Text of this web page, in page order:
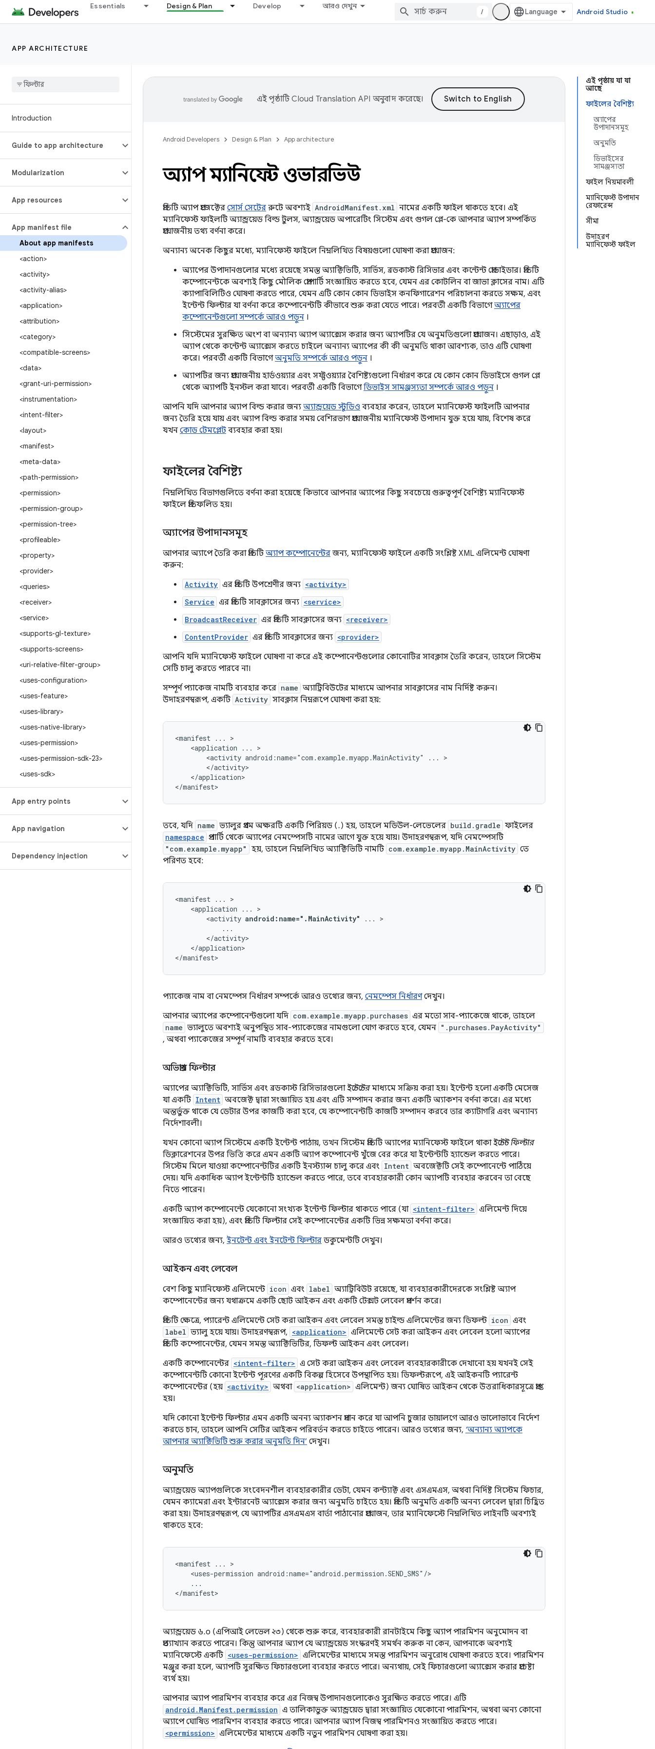
Essentials Design & Plan Develop আরও দেখুন
/ Android Studio
APP ARCHITECTURE
Introduction
Guide to app architecture
Modularization
App resources
App manifest file
About app manifests
<action>
<activity>
<activity-alias>
<application>
<attribution>
<category>
<compatible-screens>
<data>
<grant-uri-permission>
<instrumentation>
<intent-filter>
<layout>
<manifest>
<meta-data>
<path-permission>
<permission>
<permission-group>
<permission-tree>
<profileable>
<property>
<provider>
<queries>
<receiver>
<service>
<supports-gl-texture>
<supports-screens>
<uri-relative-filter-group>
<uses-configuration>
<uses-feature>
<uses-library>
<uses-native-library>
<uses-permission>
<uses-permission-sdk-23>
<uses-sdk>
App entry points
App navigation
Dependency injection
এই পৃষ্ঠায় যা যা
আছে
ফাইলের বৈশিষ্ট্য
অ্যাপের
উপাদানসমূহ
অনুমতি
ডিভাইসের
সামঞ্জস্যতা
ফাইল নিয়মাবলী
ম্যানিফেস্ট উপাদান
রেফারেন্স
সীমা
উদাহরণ
ম্যানিফেস্ট ফাইল
এই পৃষ্ঠাটিCloud Translation API অনুবাদ করেছে।
Android Developers Design & Plan App architecture
অ্যাপ ম্যানিফেস্ট ওভারভিউ
প্রতিটি অ্যাপ প্রজেক্টের সোর্স সেটের রুটে অবশ্যই AndroidManifest.xml নামের একটি ফাইল থাকতে হবে। এই
ম্যানিফেস্ট ফাইলটি অ্যান্ড্রয়েড বিল্ড টুলস, অ্যান্ড্রয়েড অপারেটিং সিস্টেম এবং গুগল প্লে-কে আপনার অ্যাপ সম্পর্কিত
প্রয়োজনীয় তথ্য বর্ণনা করে।
অন্যান্য অনেক কিছুর মধ্যে, ম্যানিফেস্ট ফাইলে নিম্নলিখিত বিষয়গুলো ঘোষণা করা প্রয়োজন:
অ্যাপের উপাদানগুলোর মধ্যে রয়েছে সমস্ত অ্যাক্টিভিটি, সার্ভিস, ব্রডকাস্ট রিসিভার এবং কন্টেন্ট প্রোভাইডার। প্রতিটি
কম্পোনেন্টকে অবশ্যই কিছু মৌলিক প্রোপার্টি সংজ্ঞায়িত করতে হবে, যেমন এর কোটলিন বা জাভা ক্লাসের নাম। এটি
ক্যাপাবিলিটিও ঘোষণা করতে পারে, যেমন এটি কোন কোন ডিভাইস কনফিগারেশন পরিচালনা করতে সক্ষম, এবং
ইন্টেন্ট ফিল্টার যা বর্ণনা করে কম্পোনেন্টটি কীভাবে শুরু করা যেতে পারে। পরবর্তী একটি বিভাগেঅ্যাপের
কম্পোনেন্টগুলো সম্পর্কে আরও পড়ুন ।
সিস্টেমের সুরক্ষিত অংশ বা অন্যান্য অ্যাপ অ্যাক্সেস করার জন্য অ্যাপটির যে অনুমতিগুলো প্রয়োজন। এছাড়াও, এই
অ্যাপ থেকে কন্টেন্ট অ্যাক্সেস করতে চাইলে অন্যান্য অ্যাপের কী কী অনুমতি থাকা আবশ্যক, তাও এটি ঘোষণা
করে। পরবর্তী একটি বিভাগেঅনুমতি সম্পর্কে আরও পড়ুন ।
অ্যাপটির জন্য প্রয়োজনীয় হার্ডওয়্যার এবং সফ্টওয়্যার বৈশিষ্ট্যগুলো নির্ধারণ করে যে কোন কোন ডিভাইসে গুগল প্লে
থেকে অ্যাপটি ইনস্টল করা যাবে। পরবর্তী একটি বিভাগেডিভাইস সামঞ্জস্যতা সম্পর্কে আরও পড়ুন ।
আপনি যদি আপনার অ্যাপ বিল্ড করার জন্য অ্যান্ড্রয়েড স্টুডিও ব্যবহার করেন, তাহলে ম্যানিফেস্ট ফাইলটি আপনার
জন্য তৈরি হয়ে যায় এবং অ্যাপ বিল্ড করার সময় বেশিরভাগ প্রয়োজনীয় ম্যানিফেস্ট উপাদান যুক্ত হয়ে যায়, বিশেষ করে
যখন কোড টেমপ্লেট ব্যবহার করা হয়।
ফাইলের বৈশিষ্ট্য
নিম্নলিখিত বিভাগগুলিতে বর্ণনা করা হয়েছে কিভাবে আপনার অ্যাপের কিছু সবচেয়ে গুরুত্বপূর্ণ বৈশিষ্ট্য ম্যানিফেস্ট
ফাইলে প্রতিফলিত হয়।
অ্যাপের উপাদানসমূহ
আপনার অ্যাপে তৈরি করা প্রতিটি অ্যাপ কম্পোনেন্টের জন্য, ম্যানিফেস্ট ফাইলে একটি সংশ্লিষ্ট XML এলিমেন্ট ঘোষণা
করুন:
Activity এর প্রতিটি উপশ্রেণীর জন্য <activity>
Service এর প্রতিটি সাবক্লাসের জন্য <service>
BroadcastReceiver এর প্রতিটি সাবক্লাসের জন্য <receiver>
ContentProvider এর প্রতিটি সাবক্লাসের জন্য <provider>
আপনি যদি ম্যানিফেস্ট ফাইলে ঘোষণা না করে এই কম্পোনেন্টগুলোর কোনোটির সাবক্লাস তৈরি করেন, তাহলে সিস্টেম
সেটি চালু করতে পারবে না।
সম্পূর্ণ প্যাকেজ নামটি ব্যবহার করে name অ্যাট্রিবিউটের মাধ্যমে আপনার সাবক্লাসের নাম নির্দিষ্ট করুন।
উদাহরণস্বরূপ, একটি Activity সাবক্লাস নিম্নরূপে ঘোষণা করা হয়:
<manifest ...
<application
...
<activity android:name="com.example.myapp.MainActivity" ...
</application>
</manifest>
তবে, যদি name ভ্যালুর প্রথম অক্ষরটি একটি পিরিয়ড (.) হয়, তাহলে মডিউল-লেভেলের build.gradle ফাইলের
namespace প্রপার্টি থেকে অ্যাপের নেমস্পেসটি নামের আগে যুক্ত হয়ে যায়। উদাহরণস্বরূপ, যদি নেমস্পেসটি
"com.example.myapp" হয়, তাহলে নিম্নলিখিত অ্যাক্টিভিটি নামটি com.example.myapp.MainActivity তে
পরিণত হবে:
<manifest ...
<application
...
<activity android:name=".MainActivity" ...
</application>
</manifest>
প্যাকেজ নাম বা নেমস্পেস নির্ধারণ সম্পর্কে আরও তথ্যের জন্য, নেমস্পেস নির্ধারণদেখুন।
আপনার অ্যাপের কম্পোনেন্টগুলো যদি com.example.myapp.purchases এর মতো সাব-প্যাকেজে থাকে, তাহলে
name ভ্যালুতে অবশ্যই অনুপস্থিত সাব-প্যাকেজের নামগুলো যোগ করতে হবে, যেমন ".purchases.PayActivity"
, অথবা প্যাকেজের সম্পূর্ণ নামটি ব্যবহার করতে হবে।
অভিপ্রায় ফিল্টার
অ্যাপের অ্যাক্টিভিটি, সার্ভিস এবং ব্রডকাস্ট রিসিভারগুলোইন্টেন্টেরমাধ্যমে সক্রিয় করা হয়। ইন্টেন্ট হলো একটি মেসেজ
যা একটি Intent অবজেক্ট দ্বারা সংজ্ঞায়িত হয় এবং এটি সম্পাদন করার জন্য একটি অ্যাকশন বর্ণনা করে। এর মধ্যে
অন্তর্ভুক্ত থাকে যে ডেটার উপর কাজটি করা হবে, যে কম্পোনেন্টটি কাজটি সম্পাদন করবে তার ক্যাটাগরি এবং অন্যান্য
নির্দেশাবলী।
যখন কোনো অ্যাপ সিস্টেমে একটি ইন্টেন্ট পাঠায়, তখন সিস্টেম প্রতিটি অ্যাপের ম্যানিফেস্ট ফাইলে থাকাইন্টেন্ট ফিল্টার
ডিক্লারেশনের উপর ভিত্তি করে এমন একটি অ্যাপ কম্পোনেন্ট খুঁজে বের করে যা ইন্টেন্টটি হ্যান্ডেল করতে পারে।
সিস্টেম মিলে যাওয়া কম্পোনেন্টটির একটি ইনস্ট্যান্স চালু করে এবং Intent অবজেক্টটি সেই কম্পোনেন্টে পাঠিয়ে
দেয়। যদি একাধিক অ্যাপ ইন্টেন্টটি হ্যান্ডেল করতে পারে, তবে ব্যবহারকারী কোন অ্যাপটি ব্যবহার করবেন তা বেছে
নিতে পারেন।
একটি অ্যাপ কম্পোনেন্টে যেকোনো সংখ্যক ইন্টেন্ট ফিল্টার থাকতে পারে (যা <intent-filter> এলিমেন্ট দিয়ে
সংজ্ঞায়িত করা হয়), এবং প্রতিটি ফিল্টার সেই কম্পোনেন্টের একটি ভিন্ন সক্ষমতা বর্ণনা করে।
আরও তথ্যের জন্য, ইনটেন্ট এবং ইনটেন্ট ফিল্টার ডকুমেন্টটি দেখুন।
আইকন এবং লেবেল
বেশ কিছু ম্যানিফেস্ট এলিমেন্টে icon এবং label অ্যাট্রিবিউট রয়েছে, যা ব্যবহারকারীদেরকে সংশ্লিষ্ট অ্যাপ
কম্পোনেন্টের জন্য যথাক্রমে একটি ছোট আইকন এবং একটি টেক্সট লেবেল প্রদর্শন করে।
প্রতিটি ক্ষেত্রে, প্যারেন্ট এলিমেন্টে সেট করা আইকন এবং লেবেল সমস্ত চাইল্ড এলিমেন্টের জন্য ডিফল্ট icon এবং
label ভ্যালু হয়ে যায়। উদাহরণস্বরূপ, <application> এলিমেন্টে সেট করা আইকন এবং লেবেল হলো অ্যাপের
প্রতিটি কম্পোনেন্টের, যেমন সমস্ত অ্যাক্টিভিটির, ডিফল্ট আইকন এবং লেবেল।
একটি কম্পোনেন্টের <intent-filter> এ সেট করা আইকন এবং লেবেল ব্যবহারকারীকে দেখানো হয় যখনই সেই
কম্পোনেন্টটি কোনো ইন্টেন্ট পূরণের একটি বিকল্প হিসেবে উপস্থাপিত হয়। ডিফল্টরূপে, এই আইকনটি প্যারেন্ট
কম্পোনেন্টের (হয় <activity> অথবা <application> এলিমেন্ট) জন্য ঘোষিত আইকন থেকে উত্তরাধিকারসূত্রে প্রাপ্ত
হয়।
যদি কোনো ইন্টেন্ট ফিল্টার এমন একটি অনন্য অ্যাকশন প্রদান করে যা আপনি চুজার ডায়ালগে আরও ভালোভাবে নির্দেশ
করতে চান, তাহলে আপনি সেটির আইকন পরিবর্তন করতে চাইতে পারেন। আরও তথ্যের জন্য, ‘অন্যান্য অ্যাপকে
আপনার অ্যাক্টিভিটি শুরু করার অনুমতি দিন’ দেখুন।
অনুমতি
অ্যান্ড্রয়েড অ্যাপগুলিকে সংবেদনশীল ব্যবহারকারীর ডেটা, যেমন কন্ট্যাক্ট এবং এসএমএস, অথবা নির্দিষ্ট সিস্টেম ফিচার,
যেমন ক্যামেরা এবং ইন্টারনেট অ্যাক্সেস করার জন্য অনুমতি চাইতে হয়। প্রতিটি অনুমতি একটি অনন্য লেবেল দ্বারা চিহ্নিত
করা হয়। উদাহরণস্বরূপ, যে অ্যাপটির এসএমএস বার্তা পাঠানোর প্রয়োজন, তার ম্যানিফেস্টে নিম্নলিখিত লাইনটি অবশ্যই
থাকতে হবে:
<manifest ...
<uses-permission
...
</manifest>
অ্যান্ড্রয়েড ৬.০ (এপিআই লেভেল ২৩) থেকে শুরু করে, ব্যবহারকারী রানটাইমে কিছু অ্যাপ পারমিশন অনুমোদন বা
প্রত্যাখ্যান করতে পারেন। কিন্তু আপনার অ্যাপ যে অ্যান্ড্রয়েড সংস্করণই সমর্থন করুক না কেন, আপনাকে অবশ্যই
ম্যানিফেস্টে একটি <uses-permission> এলিমেন্টের মাধ্যমে সমস্ত পারমিশন অনুরোধ ঘোষণা করতে হবে। পারমিশন
মঞ্জুর করা হলে, অ্যাপটি সুরক্ষিত ফিচারগুলো ব্যবহার করতে পারে। অন্যথায়, সেই ফিচারগুলো অ্যাক্সেস করার প্রচেষ্টা
ব্যর্থ হয়।
আপনার অ্যাপ পারমিশন ব্যবহার করে এর নিজস্ব উপাদানগুলোকেও সুরক্ষিত করতে পারে। এটি
android.Manifest.permission এ তালিকাভুক্ত অ্যান্ড্রয়েড দ্বারা সংজ্ঞায়িত যেকোনো পারমিশন, অথবা অন্য কোনো
অ্যাপে ঘোষিত পারমিশন ব্যবহার করতে পারে। আপনার অ্যাপ নিজস্ব পারমিশনও সংজ্ঞায়িত করতে পারে।
<permission> এলিমেন্টের মাধ্যমে একটি নতুন পারমিশন ঘোষণা করা হয়।